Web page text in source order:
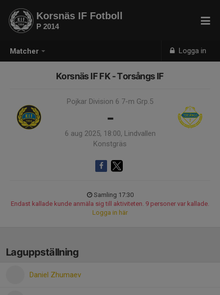
Matcher Logga in
Korsnäs IF Fotboll
P 2014
Korsnäs IF FK - Torsångs IF
Pojkar Division 6 7-m Grp.5
-
6 aug 2025, 18:00, Lindvallen
Konstgräs
Samling 17:30
Endast kallade kunde anmäla sig till aktiviteten. 9 personer var kallade.
Logga in här
Laguppställning
Daniel Zhumaev